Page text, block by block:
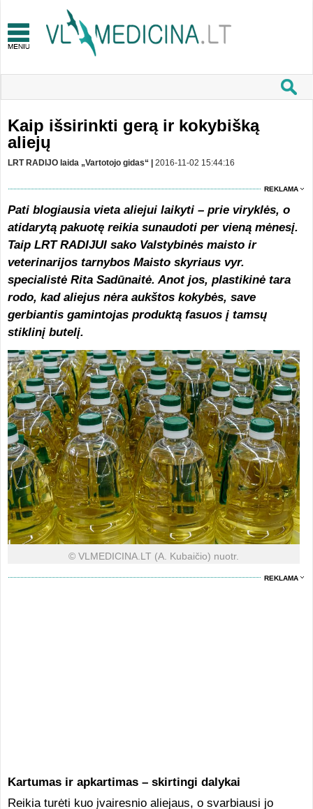
Kaip išsirinkti gerą ir kokybišką
aliejų
LRT RADIJO laida „Vartotojo gidas“ | 2016-11-02 15:44:16
REKLAMA
Pati blogiausia vieta aliejui laikyti – prie viryklės, o
atidarytą pakuotę reikia sunaudoti per vieną mėnesį.
Taip LRT RADIJUI sako Valstybinės maisto ir
veterinarijos tarnybos Maisto skyriaus vyr.
specialistė Rita Sadūnaitė. Anot jos, plastikinė tara
rodo, kad aliejus nėra aukštos kokybės, save
gerbiantis gamintojas produktą fasuos į tamsų
stiklinį butelį.
© VLMEDICINA.LT (A. Kubaičio) nuotr.
REKLAMA
Kartumas ir apkartimas – skirtingi dalykai
Reikia turėti kuo įvairesnio aliejaus, o svarbiausi jo